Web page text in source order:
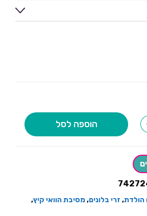
הוספה לסל
הולדת, זרי בלונים,מסיבת הוואי קיץ,